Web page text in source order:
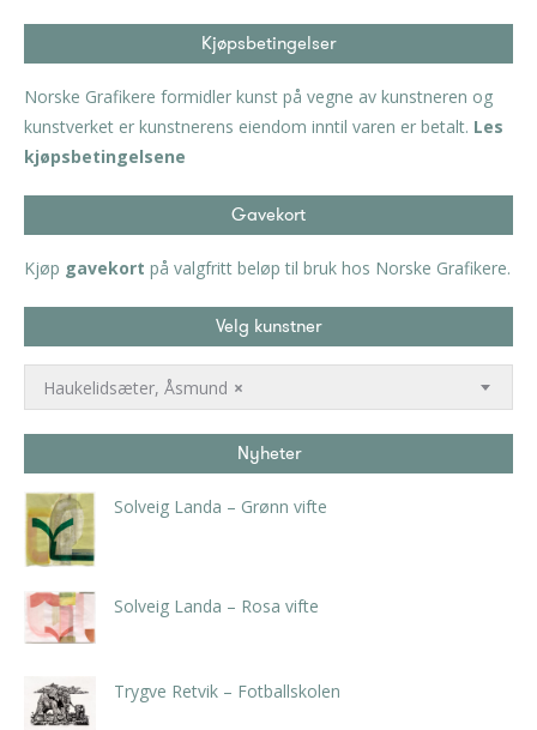
Kjøpsbetingelser
Norske Grafikere formidler kunst på vegne av kunstneren og
kunstverket er kunstnerens eiendom inntil varen er betalt. Les
kjøpsbetingelsene
Gavekort
Kjøp gavekort på valgfritt beløp til bruk hos Norske Grafikere.
Velg kunstner
×
Haukelidsæter, Åsmund
Nyheter
Solveig Landa – Grønn vifte
Solveig Landa – Rosa vifte
Trygve Retvik – Fotballskolen